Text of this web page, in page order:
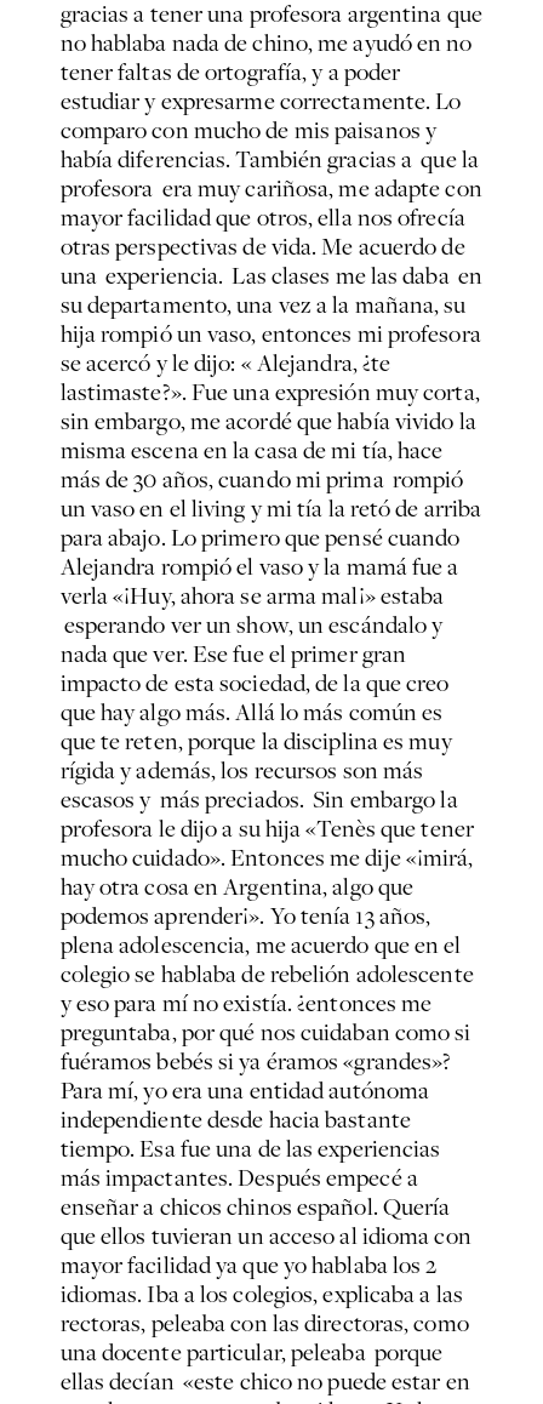
gracias a tener una profesora argentina que
no hablaba nada de chino, me ayudó en no
tener faltas de ortografía, y a poder
estudiar y expresarme correctamente. Lo
comparo con mucho de mis paisanos y
había diferencias. También gracias a que la
profesora era muy cariñosa, me adapte con
mayor facilidad que otros, ella nos ofrecía
otras perspectivas de vida. Me acuerdo de
una experiencia. Las clases me las daba en
su departamento, una vez a la mañana, su
hija rompió un vaso, entonces mi profesora
se acercó y le dijo: « Alejandra, ¿te
lastimaste?». Fue una expresión muy corta,
sin embargo, me acordé que había vivido la
misma escena en la casa de mi tía, hace
más de 30 años, cuando mi prima rompió
un vaso en el living y mi tía la retó de arriba
para abajo. Lo primero que pensé cuando
Alejandra rompió el vaso y la mamá fue a
verla «¡Huy, ahora se arma mal¡» estaba
esperando ver un show, un escándalo y
nada que ver. Ese fue el primer gran
impacto de esta sociedad, de la que creo
que hay algo más. Allá lo más común es
que te reten, porque la disciplina es muy
rígida y además, los recursos son más
escasos y más preciados. Sin embargo la
profesora le dijo a su hija «Tenès que tener
mucho cuidado». Entonces me dije «¡mirá,
hay otra cosa en Argentina, algo que
podemos aprender¡». Yo tenía 13 años,
plena adolescencia, me acuerdo que en el
colegio se hablaba de rebelión adolescente
y eso para mí no existía. ¿entonces me
preguntaba, por qué nos cuidaban como si
fuéramos bebés si ya éramos «grandes»?
Para mí, yo era una entidad autónoma
independiente desde hacia bastante
tiempo. Esa fue una de las experiencias
más impactantes. Después empecé a
enseñar a chicos chinos español. Quería
que ellos tuvieran un acceso al idioma con
mayor facilidad ya que yo hablaba los 2
idiomas. Iba a los colegios, explicaba a las
rectoras, peleaba con las directoras, como
una docente particular, peleaba porque
ellas decían «este chico no puede estar en